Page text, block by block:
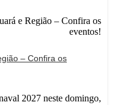
– Confira os